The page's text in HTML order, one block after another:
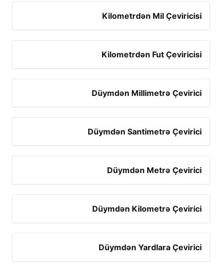
Kilometrdən Mil Çeviricisi
Kilometrdən Fut Çeviricisi
Düymdən Millimetrə Çevirici
Düymdən Santimetrə Çevirici
Düymdən Metrə Çevirici
Düymdən Kilometrə Çevirici
Düymdən Yardlara Çevirici